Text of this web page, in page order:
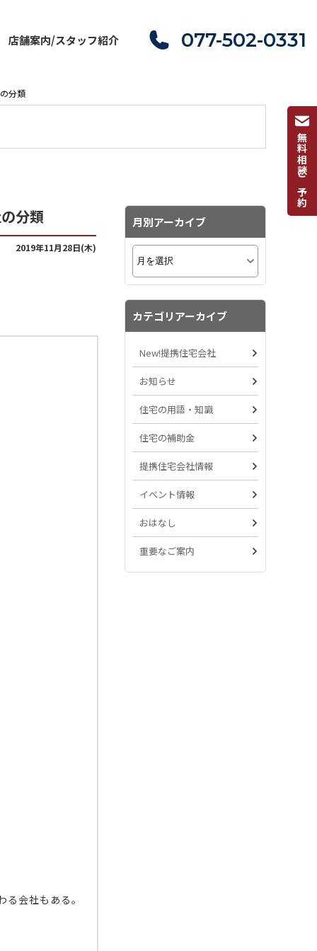
店舗案内/スタッフ紹介 077-502-0331
無料相談ご予約
分類
分類
2019年11月28日(木)
会社もある。
月別アーカイブ
カテゴリアーカイブ
New!提携住宅会社
お知らせ
住宅の用語・知識
住宅の補助金
提携住宅会社情報
イベント情報
おはなし
重要なご案内